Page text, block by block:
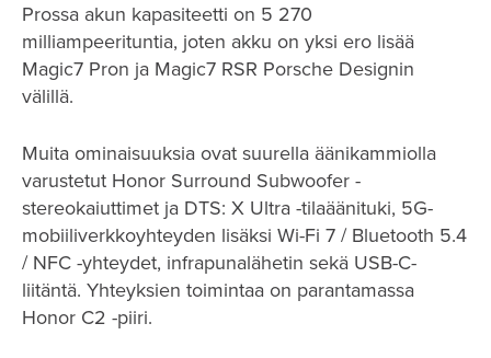
Prossa akun kapasiteetti on 5 270
milliampeerituntia, joten akku on yksi ero lisää
Magic7 Pron ja Magic7 RSR Porsche Designin
välillä.
Muita ominaisuuksia ovat suurella äänikammiolla
varustetut Honor Surround Subwoofer -
stereokaiuttimet ja DTS: X Ultra -tilaäänituki, 5G-
mobiiliverkkoyhteyden lisäksi Wi-Fi 7 / Bluetooth 5.4
/ NFC -yhteydet, infrapunalähetin sekä USB-C-
liitäntä. Yhteyksien toimintaa on parantamassa
Honor C2 -piiri.